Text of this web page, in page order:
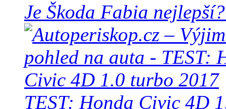
Je Škoda Fabia
TEST: Honda Civic 4D